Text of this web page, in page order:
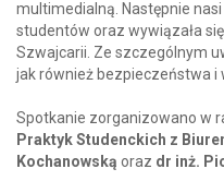
multimedialną. Następnie
studentów oraz wywiązała
Szwajcarii. Ze szczególnym
jak również bezpieczeństwa i
Spotkanie zorganizowano w
Praktyk Studenckich z
Kochanowską oraz dr inż.